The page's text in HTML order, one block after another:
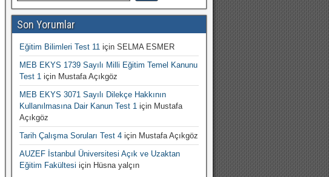
Son Yorumlar
Eğitim Bilimleri Test 11için SELMA ESMER
MEB EKYS 1739 Sayılı Milli Eğitim Temel Kanunu
Test 1için Mustafa Açıkgöz
MEB EKYS 3071 Sayılı Dilekçe Hakkının
Kullanılmasına Dair Kanun Test 1için Mustafa
Açıkgöz
Tarih Çalışma Soruları Test 4için Mustafa Açıkgöz
AUZEF İstanbul Üniversitesi Açık ve Uzaktan
Eğitim Fakültesi için Hüsna yalçın